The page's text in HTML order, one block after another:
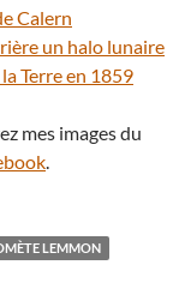
Calern
un halo lunaire
Terre en 1859
mes images du
LEMMON